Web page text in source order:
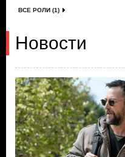
ВСЕ РОЛИ (1)
Новости